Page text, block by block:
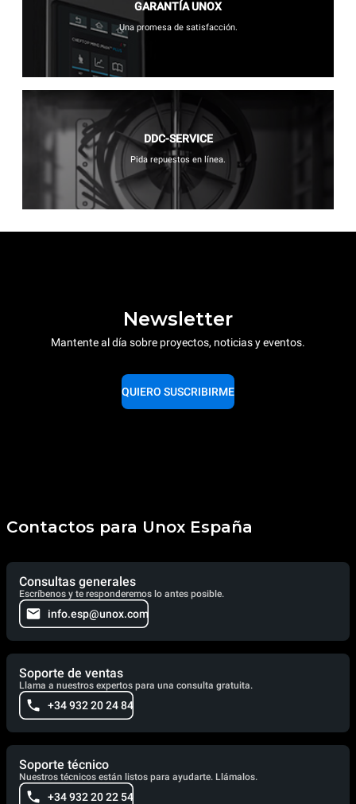
GARANTÍA UNOX
Una promesa de satisfacción.
DDC-SERVICE
Pida repuestos en línea.
Newsletter
Mantente al día sobre proyectos, noticias y eventos.
QUIERO SUSCRIBIRME
Contactos para Unox España
Consultas generales
Escríbenos y te responderemos lo antes posible.
info.esp@unox.com
Soporte de ventas
Llama a nuestros expertos para una consulta gratuita.
+34 932 20 24 84
Soporte técnico
Nuestros técnicos están listos para ayudarte. Llámalos.
+34 932 20 22 54